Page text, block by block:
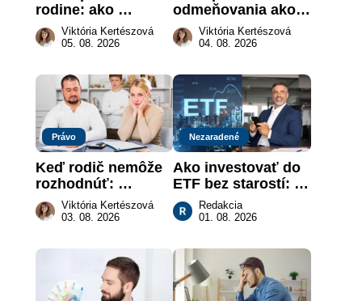
rodine: ako
vymôcť peniaze,
keď na papieri nie
Viktória Kertészová
05. 08. 2026
odmeňovania ako
právna povinnosť:
revolúcia na
práce
Viktória Kertészová
04. 08. 2026
Právo
Keď rodič nemôže
rozhodnúť:
nahradenie prejavu
vôle súdom v
Viktória Kertészová
03. 08. 2026
Nezaradené
Ako investovať do
ETF bez starostí:
Investičné plány,
ktoré urobia prácu
Redakcia
01. 08. 2026